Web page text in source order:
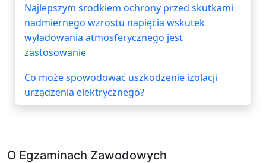
Najlepszym środkiem ochrony przed skutkami
nadmiernego wzrostu napięcia wskutek
wyładowania atmosferycznego jest
zastosowanie
Co może spowodować uszkodzenie izolacji
urządzenia elektrycznego?
O Egzaminach Zawodowych